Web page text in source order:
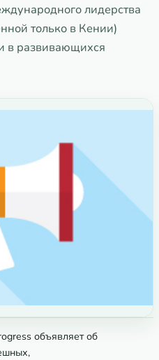
лидерства
только в Кении)
в развивающихся
объявляет об